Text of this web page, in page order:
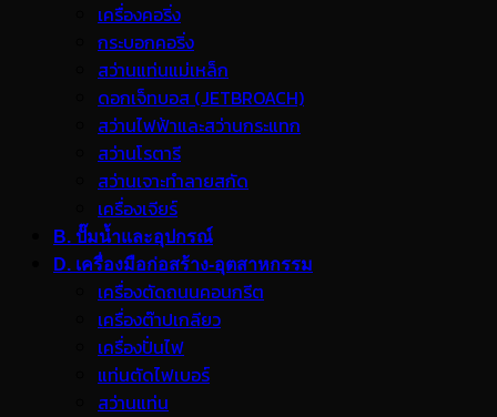
เครื่องคอริ่ง
กระบอกคอริ่ง
สว่านแท่นแม่เหล็ก
ดอกเจ็ทบอส (JETBROACH)
สว่านไฟฟ้าและสว่านกระแทก
สว่านโรตารี
สว่านเจาะทำลายสกัด
เครื่องเจียร์
B. ปั๊มน้ำและอุปกรณ์
D. เครื่องมือก่อสร้าง-อุตสาหกรรม
เครื่องตัดถนนคอนกรีต
เครื่องต๊าปเกลียว
เครื่องปั่นไฟ
แท่นตัดไฟเบอร์
สว่านแท่น